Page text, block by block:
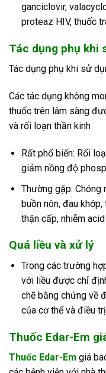
ganciclovir,
proteaz HIV, thuốc
Tác dụng phụ khi
Tác dụng phụ khi sử
Các tác dụng không
thuốc trên lâm sàng
và rối loạn thần kinh
Rất phổ biến: Rối
giảm nồng độ
Thường gặp: Chóng
buồn nôn, đau
thận cấp, nhiễm
Quá liều và xử lý
Trong các trường
với liều được chỉ
chẽ bằng chứng về
của cơ thể và điều
Thuốc Edar-Em
Thuốc Edar-Em giá